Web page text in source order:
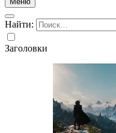
Найти:
Заголовки